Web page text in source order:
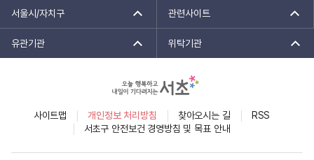
서울시/자치구 관련사이트
유관기관 위탁기관
사이트맵 개인정보 처리방침 찾아오시는 길
RSS
서초구 안전보건 경영방침 및 목표 안내